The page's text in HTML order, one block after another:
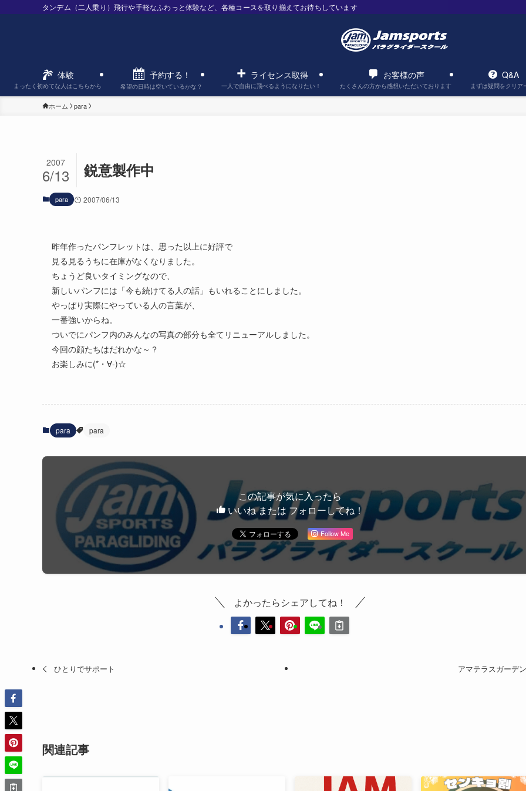
タンデム（二人乗り）飛行や手軽なふわっと体験など、各種コースを取り揃えてお待ちしています
体験
まったく初めてな人はこちらから
予約する！
希望の日時は空いているかな？
ライセンス取得
一人で自由に飛べるようになりたい！
お客様の声
たくさんの方から感想いただいております
Q&A
まずは疑問をクリア
ホーム para
鋭意製作中
2007
6/13
para 2007/06/13
昨年作ったパンフレットは、思った以上に好評で
見る見るうちに在庫がなくなりました。
ちょうど良いタイミングなので、
新しいパンフには「今も続けてる人の話」もいれることにしました。
やっぱり実際にやっている人の言葉が、
一番強いからね。
ついでにパンフ内のみんなの写真の部分も全てリニューアルしました。
今回の顔たちはだれかな～？
お楽しみに(*・∀-)☆
para para
この記事が気に入ったら
いいね または フォローしてね！
Follow Me
よかったらシェアしてね！
ひとりでサポート アマテラスガーデン
関連記事